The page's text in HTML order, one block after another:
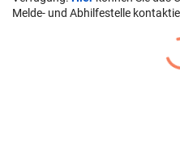
Melde- und Abhilfestelle